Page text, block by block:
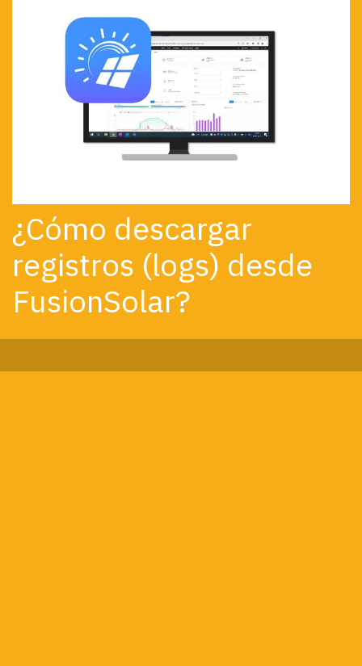
¿Cómo descargar
registros (logs) desde
FusionSolar?